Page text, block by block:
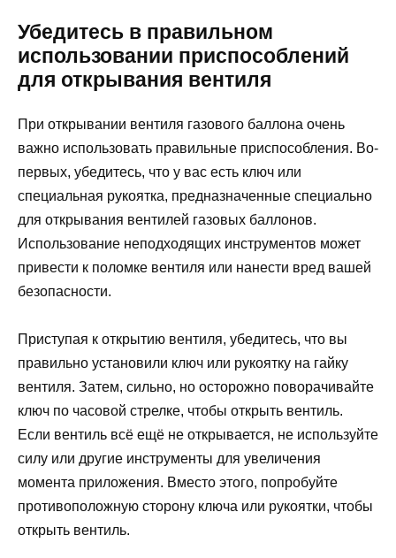
Убедитесь в правильном
использовании приспособлений
для открывания вентиля
При открывании вентиля газового баллона очень
важно использовать правильные приспособления. Во-
первых, убедитесь, что у вас есть ключ или
специальная рукоятка, предназначенные специально
для открывания вентилей газовых баллонов.
Использование неподходящих инструментов может
привести к поломке вентиля или нанести вред вашей
безопасности.
Приступая к открытию вентиля, убедитесь, что вы
правильно установили ключ или рукоятку на гайку
вентиля. Затем, сильно, но осторожно поворачивайте
ключ по часовой стрелке, чтобы открыть вентиль.
Если вентиль всё ещё не открывается, не используйте
силу или другие инструменты для увеличения
момента приложения. Вместо этого, попробуйте
противоположную сторону ключа или рукоятки, чтобы
открыть вентиль.